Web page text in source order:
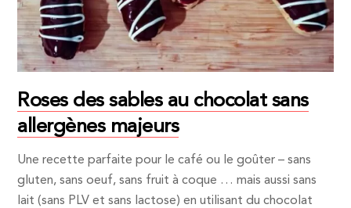
Roses des sables au chocolat sans
allergènes majeurs
Une recette parfaite pour le café ou le goûter – sans
gluten, sans oeuf, sans fruit à coque … mais aussi sans
lait (sans PLV et sans lactose) en utilisant du chocolat